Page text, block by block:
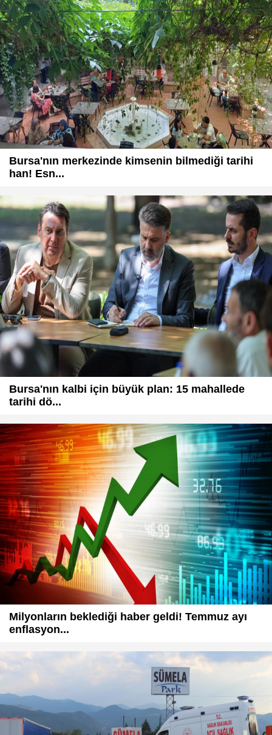
Bursa'nın merkezinde kimsenin bilmediği tarihi
han! Esn...
Bursa'nın kalbi için büyük plan: 15 mahallede
tarihi dö...
Milyonların beklediği haber geldi! Temmuz ayı
enflasyon...